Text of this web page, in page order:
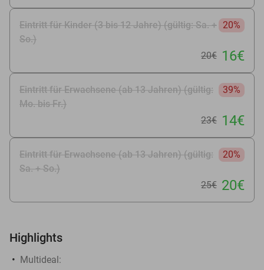
Eintritt für Kinder (3 bis 12 Jahre) (gültig: Sa. +
So.)
20%
20€ 16€
Eintritt für Erwachsene (ab 13 Jahren) (gültig:
Mo. bis Fr.)
39%
23€ 14€
Eintritt für Erwachsene (ab 13 Jahren) (gültig:
Sa. + So.)
20%
25€ 20€
Highlights
Multideal: